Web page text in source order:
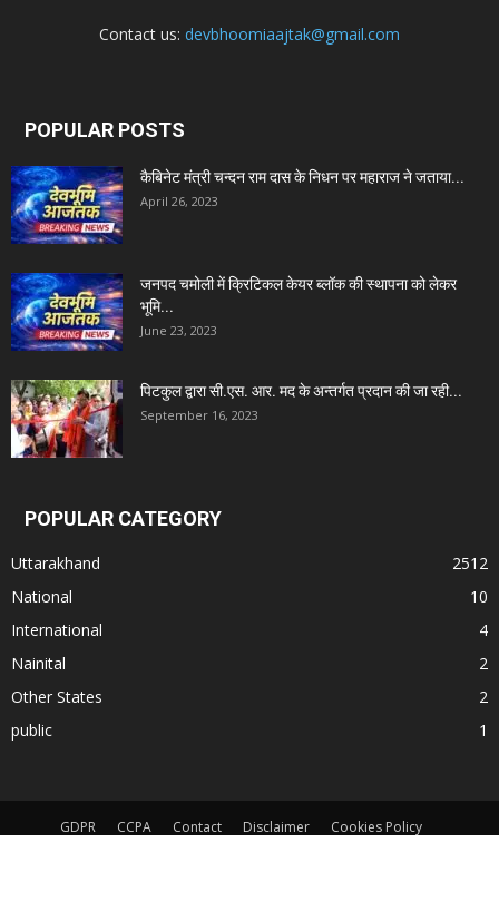
Contact us: devbhoomiaajtak@gmail.com
POPULAR POSTS
कैबिनेट मंत्री चन्दन राम दास के निधन पर महाराज ने जताया...
April 26, 2023
जनपद चमोली में क्रिटिकल केयर ब्लॉक की स्थापना को लेकर
भूमि...
June 23, 2023
पिटकुल द्वारा सी.एस. आर. मद के अन्तर्गत प्रदान की जा रही...
September 16, 2023
POPULAR CATEGORY
Uttarakhand
2512
National
10
International
4
Nainital
2
Other States
2
public
1
GDPR CCPA Contact Disclaimer
Cookies Policy